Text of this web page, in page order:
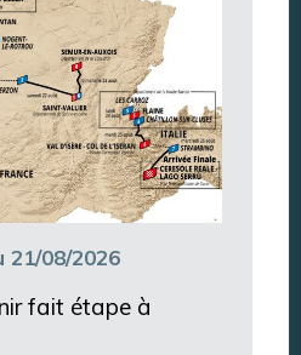
21/08/2026
fait étape à